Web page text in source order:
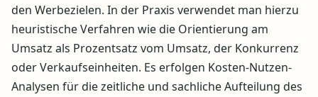
den Werbezielen. In der Praxis verwendet man hierzu
heuristische Verfahren wie die Orientierung am
Umsatz als Prozentsatz vom Umsatz, der Konkurrenz
oder Verkaufseinheiten. Es erfolgen Kosten-Nutzen-
Analysen für die zeitliche und sachliche Aufteilung des